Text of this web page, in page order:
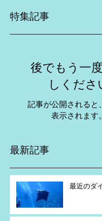
特集記事
後でもう一
しくださ
記事が公開されると
表示されます。
最新記事
最近のダ